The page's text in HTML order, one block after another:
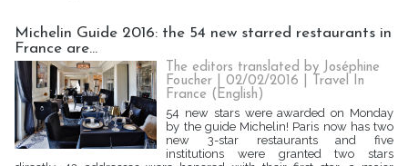
Michelin Guide 2016: the 54 new starred restaurants in
France are…
The editors translated by Joséphine
Foucher | 02/02/2016
Travel In
France (English)
54 new stars were awarded on Monday
by the guide Michelin! Paris now has two
new 3-star restaurants and five
institutions were granted two stars